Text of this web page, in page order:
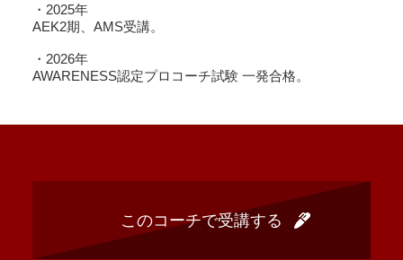
・2025年
AEK2期、AMS受講。
・2026年
AWARENESS認定プロコーチ試験 一発合格。